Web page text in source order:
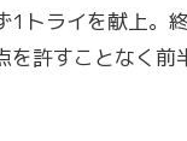
トライを献上。
許すことなく前